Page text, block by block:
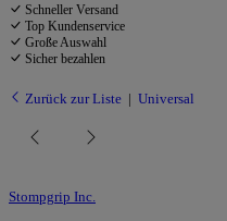
Schneller Versand
Top Kundenservice
Große Auswahl
Sicher bezahlen
Zurück zur Liste Universal
Stompgrip Inc.